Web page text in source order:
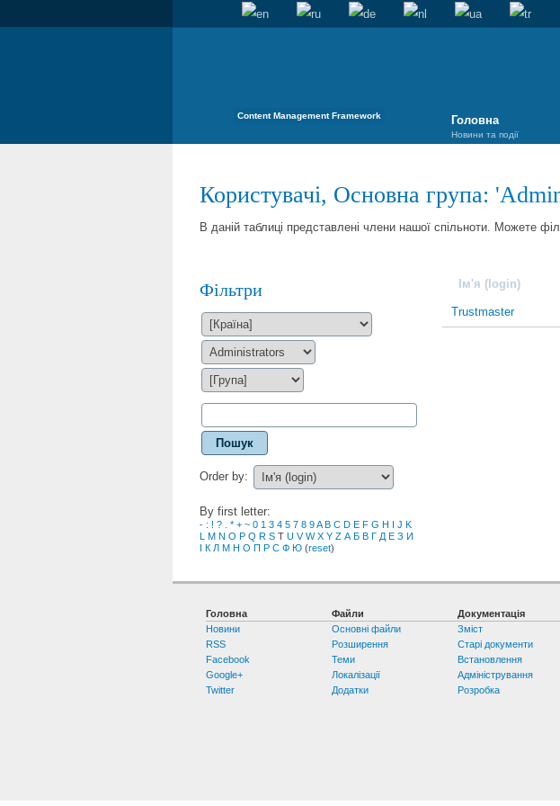
Content Management Framework Головна
Новини та події
Користувачі, Основна група: '
В даній таблиці представлені члени нашої спільноти. Можете
Фільтри
Пошук
Order by:
By first letter:
- : ! ? * + ~ 0 1 3 4 5 7 8 9A B C D E F G H J K
M N O P Q R S T U V W X Y Z А Б В Г Д Е З И
К Л М Н О П Р С Ф Ю (reset)
Ім'я (login)
Trustmaster
Головна
Новини
RSS
Facebook
Google+
Twitter
Файли
Основні файли
Розширення
Теми
Локалізації
Додатки
Документація
Зміст
Старі документи
Встановлення
Адміністрування
Розробка